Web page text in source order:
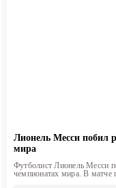
Лионель Месси побил
мира
Футболист Лионель Месси
чемпионатах мира. В матче